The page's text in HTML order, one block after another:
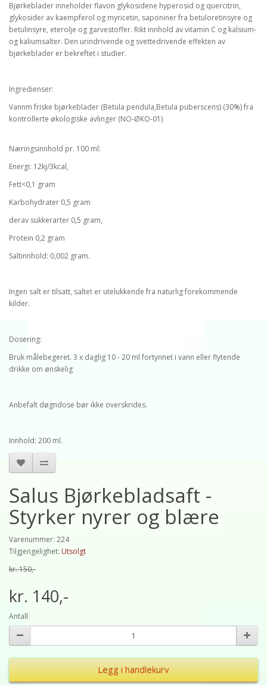
Bjørkeblader inneholder flavon glykosidene hyperosid og quercitrin,
glykosider av kaempferol og myricetin, saponiner fra betuloretinsyre og
betulinsyre, eterolje og garvestoffer. Rikt innhold av vitamin C og kalsium-
og kaliumsalter. Den urindrivende og svettedrivende effekten av
bjørkeblader er bekreftet i studier.
Ingredienser:
Vannm friske bjørkeblader (Betula pendula,Betula puberscens) (30%) fra
kontrollerte økologiske avlinger (NO-ØKO-01)
Næringsinnhold pr. 100 ml:
Energi: 12kj/3kcal,
Fett<0,1 gram
Karbohydrater 0,5 gram
derav sukkerarter 0,5 gram,
Protein 0,2 gram
Saltinnhold: 0,002 gram.
Ingen salt er tilsatt, saltet er utelukkende fra naturlig forekommende
kilder.
Dosering:
Bruk målebegeret. 3 x daglig 10 - 20 ml fortynnet i vann eller flytende
drikke om ønskelig
Anbefalt døgndose bør ikke overskrides.
Innhold: 200 ml.
Salus Bjørkebladsaft -
Styrker nyrer og blære
Varenummer: 224
Tilgjengelighet: Utsolgt
kr. 150,-
kr. 140,-
Antall
Legg i handlekurv